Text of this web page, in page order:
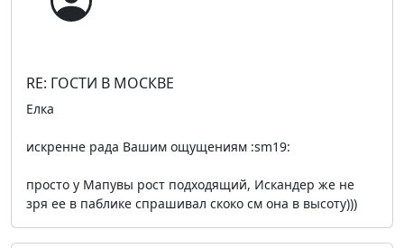
RE: ГОСТИ В МОСКВЕ
Елка
искренне рада Вашим ощущениям :sm19:
просто у Мапувы рост подходящий, Искандер же не
зря ее в паблике спрашивал скоко см она в высоту)))